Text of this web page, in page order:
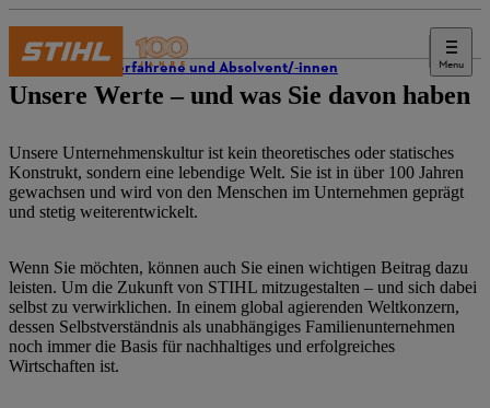
Menu
Berufserfahrene und Absolvent/-innen
Unsere Werte – und was Sie davon haben
Unsere Unternehmenskultur ist kein theoretisches oder statisches
Konstrukt, sondern eine lebendige Welt. Sie ist in über 100 Jahren
gewachsen und wird von den Menschen im Unternehmen geprägt
und stetig weiterentwickelt.
Wenn Sie möchten, können auch Sie einen wichtigen Beitrag dazu
leisten. Um die Zukunft von STIHL mitzugestalten – und sich dabei
selbst zu verwirklichen. In einem global agierenden Weltkonzern,
dessen Selbstverständnis als unabhängiges Familienunternehmen
noch immer die Basis für nachhaltiges und erfolgreiches
Wirtschaften ist.